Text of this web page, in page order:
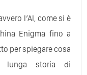
l’AI, come si è
Enigma fino a
per spiegare cosa
lunga storia di